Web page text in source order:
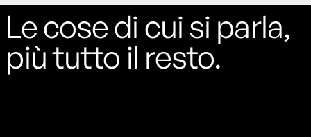
Le cose di cui si parla,
più tutto il resto.